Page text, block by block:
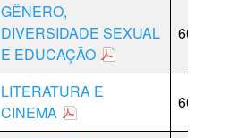
GÊNERO,
DIVERSIDADE SEXUAL
E EDUCAÇÃO
60
LITERATURA E
CINEMA
60